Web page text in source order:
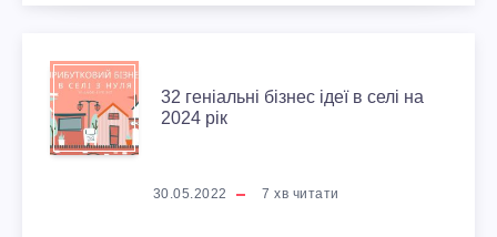
Х
Б
І
Л
І
:
П
Т
И
В
С
Р
Н
В
А
Н
Н
3
2
32 геніальні бізнес ідеї в селі на
2024 рік
30.05.2022 7 хв читати